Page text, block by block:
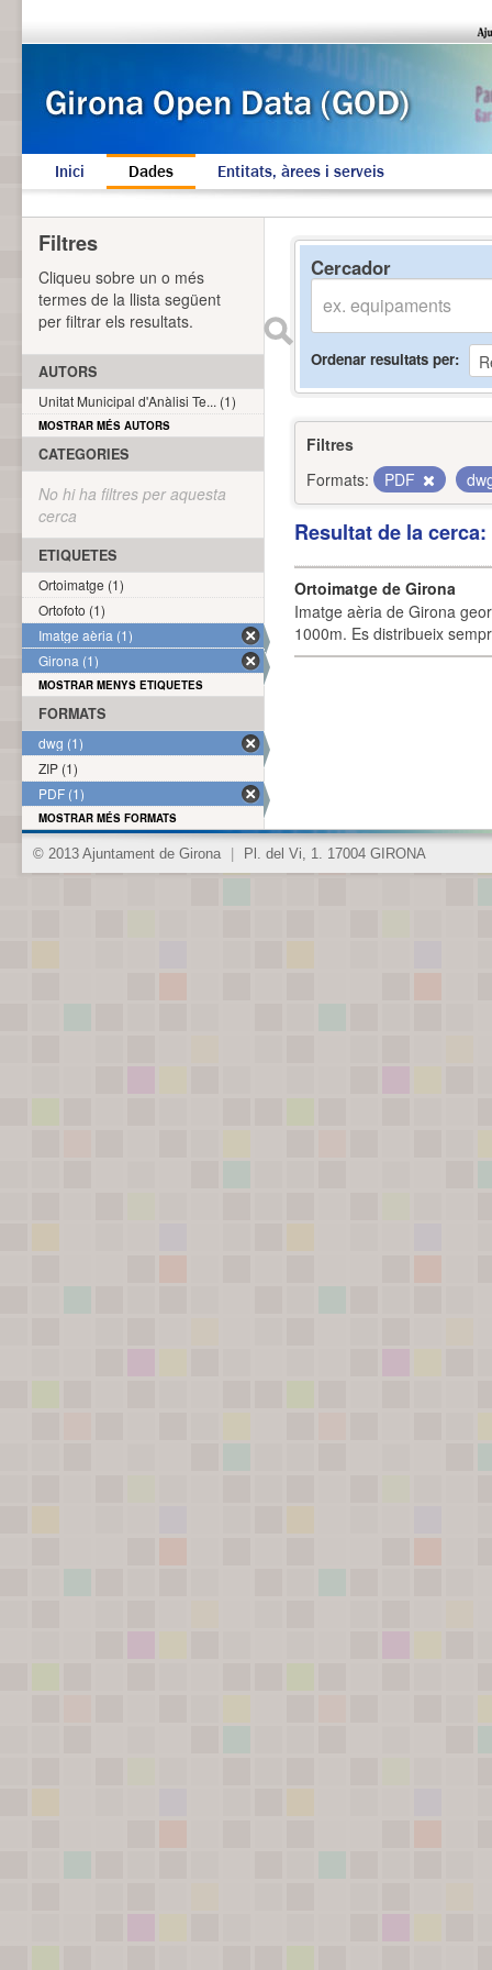
Inici Dades Entitats, àrees i serveis
Cercador
Ordenar resultats per
Filtres
Formats:
PDF
Resultat de la
Ortoimatge de Girona
Imatge aèria de Girona
1000m. Es distribueix
Filtres
Cliqueu sobre un o més
termes de la llista següent
per filtrar els resultats.
AUTORS
Unitat Municipal d'Anàlisi Te... (1)
MOSTRAR MÉS AUTORS
CATEGORIES
No hi ha filtres per aquesta
cerca
ETIQUETES
Ortoimatge (1)
Ortofoto (1)
Imatge aèria (1)
Girona (1)
MOSTRAR MENYS ETIQUETES
FORMATS
dwg (1)
ZIP (1)
PDF (1)
MOSTRAR MÉS FORMATS
© 2013 Ajuntament de Girona Pl. del Vi, 1. 17004 GIRONA